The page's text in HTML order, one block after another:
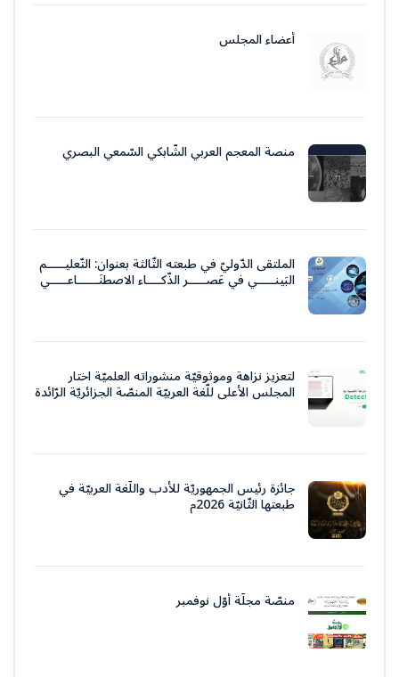
أعضاء المجلس
منصة المعجم العربي الشّابكي السّمعي البصري
الملتقى الدّوليّ في طبعته الثّالثة بعنوان: التّعليـــــم
البَينـــــي في عَصـــــر الذّكــــاء الاصطنَــــــاعـــــي
لتعزيز نزاهة وموثوقيّة منشوراته العلميّة اختار
المجلس الأعلى للّغة العربيّة المنصّة الجزائريّة الرّائدة
جائزة رئيس الجمهوريّة للأدب واللّغة العربيّة في
طبعتها الثّانيّة 2026م
منصّة مجلّة أوّل نوفمبر